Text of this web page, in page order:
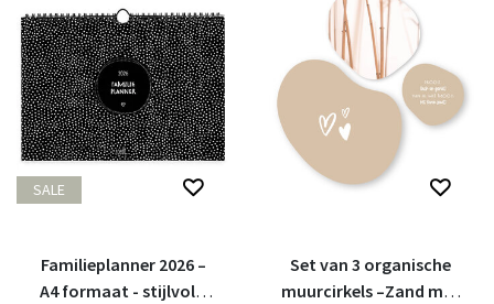
SALE
Familieplanner 2026 –
A4 formaat - stijlvolle
Set van 3 organische
muurcirkels –Zand met